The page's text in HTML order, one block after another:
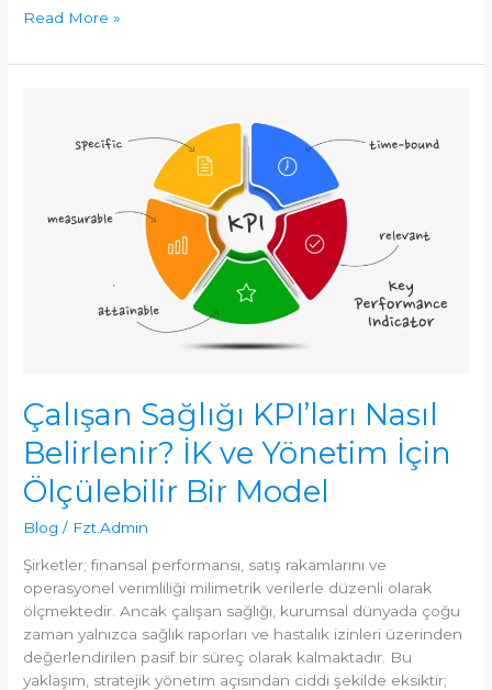
Üretim
8
Biyomekaniği
Risk
Read More »
Çalışan Sağlığı KPI’ları Nasıl
Belirlenir? İK ve Yönetim İçin
Ölçülebilir Bir Model
Blog / Fzt.Admin
Şirketler; finansal performansı, satış rakamlarını ve
operasyonel verimliliği milimetrik verilerle düzenli olarak
ölçmektedir. Ancak çalışan sağlığı, kurumsal dünyada çoğu
zaman yalnızca sağlık raporları ve hastalık izinleri üzerinden
değerlendirilen pasif bir süreç olarak kalmaktadır. Bu
yaklaşım, stratejik yönetim açısından ciddi şekilde eksiktir;